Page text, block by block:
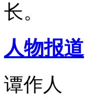
长。
人物报道
谭作人